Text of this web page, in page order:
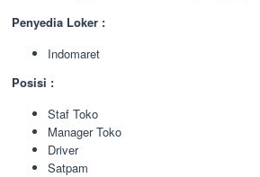
Penyedia Loker :
Indomaret
Posisi :
Staf Toko
Manager Toko
Driver
Satpam